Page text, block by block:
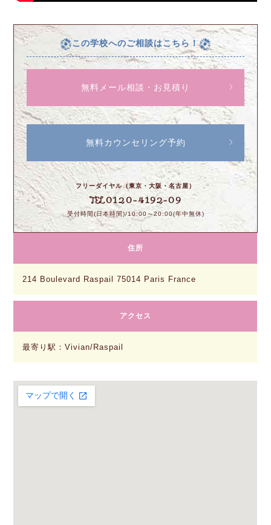
この学校へのご相談はこちら！
無料メール相談・お見積り
無料カウンセリング予約
フリーダイヤル（東京・大阪・名古屋）
TEL0120-4192-09
受付時間(日本時間)/10:00～20:00(年中無休)
住所
214 Boulevard Raspail 75014 Paris France
アクセス
最寄り駅：Vivian/Raspail